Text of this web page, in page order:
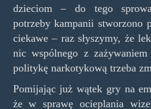
dzieciom – do tego
potrzeby kampanii stworzono
ciekawe – raz słyszymy, że
nic wspólnego z
politykę narkotykową trzeba
Pomijając już wątek gry na
że w sprawę ocieplania